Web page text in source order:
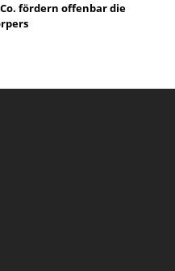
fördern offenbar die